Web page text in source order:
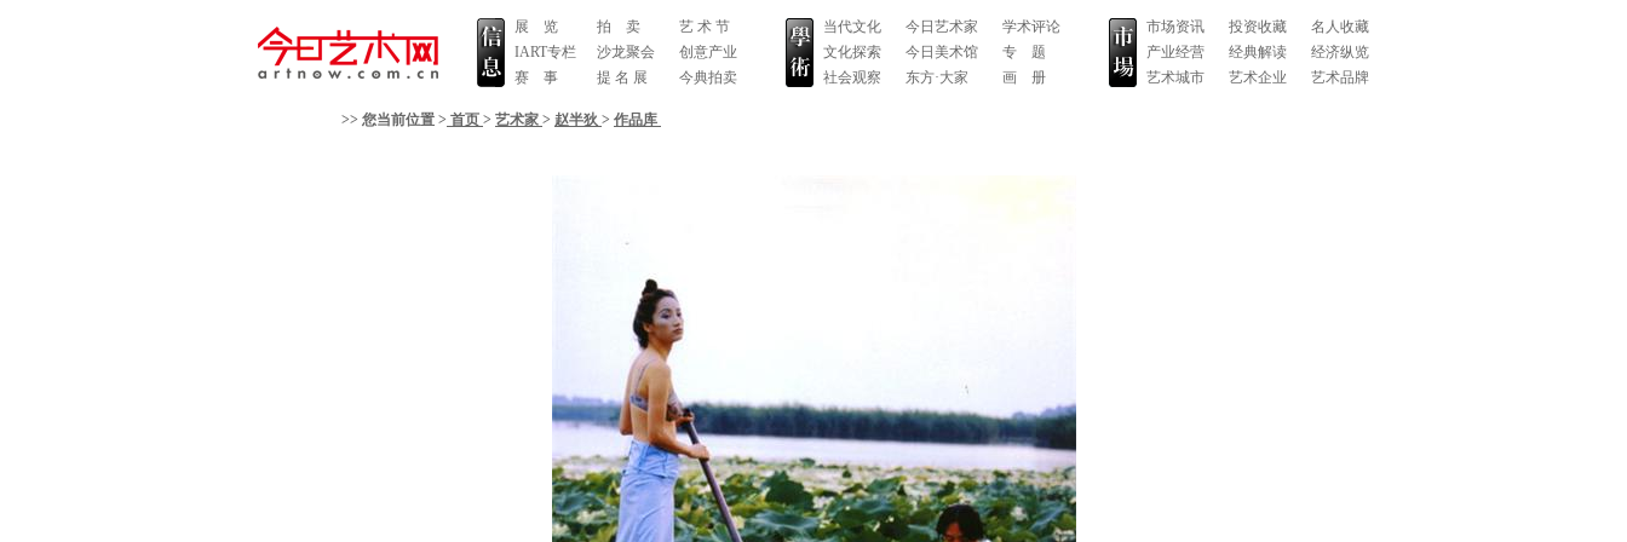
展 览
IART专栏
赛 事
拍 卖
沙龙聚会
提 名 展
艺 术 节
创意产业
今典拍卖
当代文化
文化探索
社会观察
今日艺术家
今日美术馆
东方·大家
学术评论
专 题
画 册
市场资讯
产业经营
艺术城市
投资收藏
经典解读
艺术企业
名人收藏
经济纵览
艺术品牌
>> 您当前位置 > 首页 > 艺术家 > 赵半狄 > 作品库